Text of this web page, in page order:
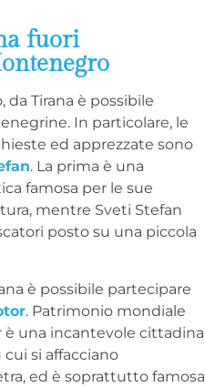
fuori
Tirana è possibile
In particolare, le
ed apprezzate sono
. La prima è una
famosa per le sue
mentre Sveti Stefan
posto su una piccola
è possibile partecipare
. Patrimonio mondiale
è una incantevole cittadina
si affacciano
ed è soprattutto famosa